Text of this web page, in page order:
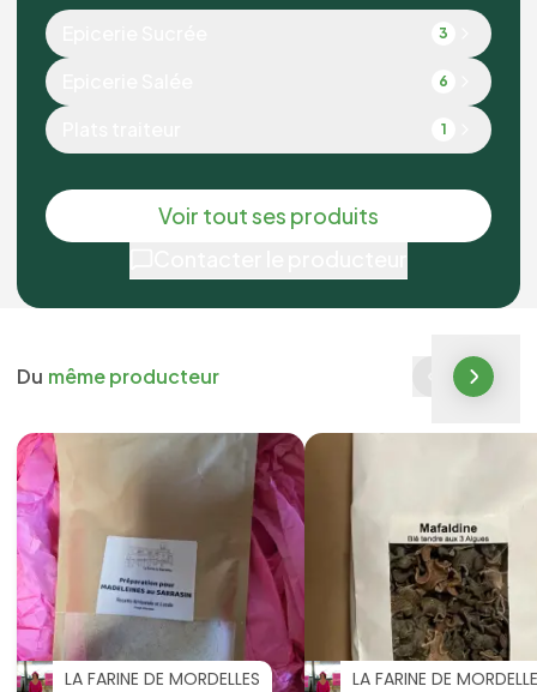
3
6
1
Voir tout ses produits
Du même producteur
LA FARINE DE MORDELLES LA FARINE DE